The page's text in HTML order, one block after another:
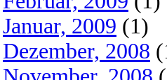
Januar, 2009 (1)
Dezember, 2008